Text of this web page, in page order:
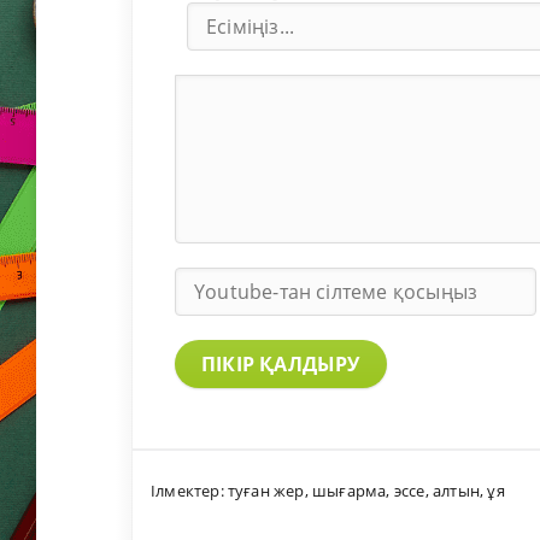
ПІКІР ҚАЛДЫРУ
Ілмектер:туған жер, шығарма, эссе,алтын,ұя